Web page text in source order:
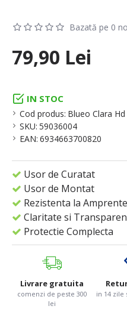
IN STOC
Cod produs: Blueo Clara Hd
SKU: 59036004
EAN: 6934663700820
Usor de Curatat
Usor de Montat
Rezistenta la Amprente
Claritate si
Protectie Complecta
Bazată pe 0
79,90 Lei
Livrare gratuita
comenzi de peste 300
lei
in 14 zile